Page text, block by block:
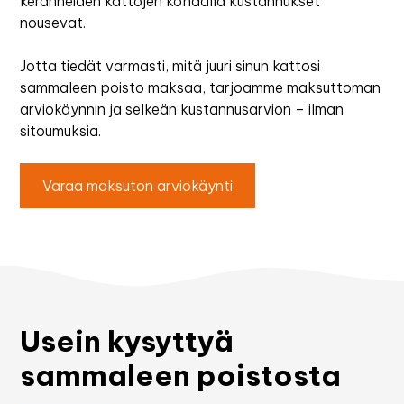
nousevat.
Jotta tiedät varmasti, mitä juuri sinun kattosi
sammaleen poisto maksaa, tarjoamme maksuttoman
arviokäynnin ja selkeän kustannusarvion – ilman
sitoumuksia.
Varaa maksuton arviokäynti
Usein kysyttyä
sammaleen poistosta